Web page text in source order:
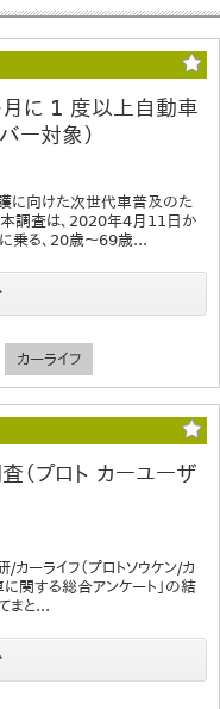
月に 1 度以上自動車
ー対象）
護に向けた次世代車普及のた
本調査は、2020年4月11日か
乗る、20歳～69歳...
カーライフ
（プロト カーユーザ
ーライフ（プロトソウケン/カ
関する総合アンケート」の結
まと...